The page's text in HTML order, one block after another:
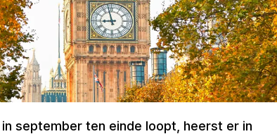
september ten einde loopt, heerst er in